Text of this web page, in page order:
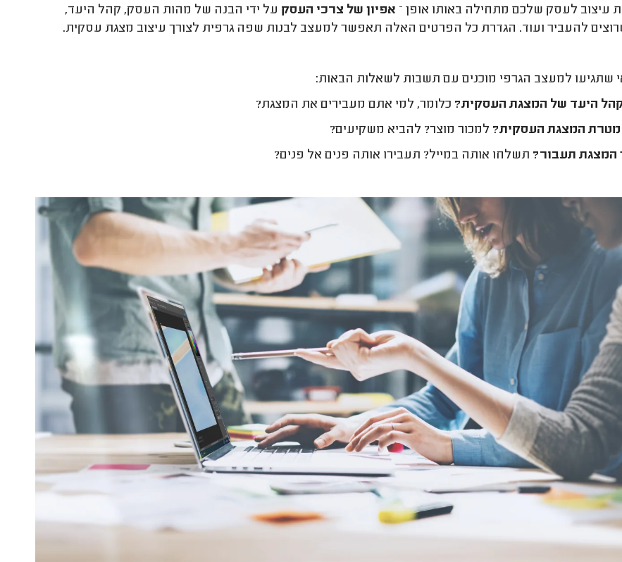
עיצוב לעסק שלכם מתחילה באותו אופן – אפיון של צרכי העסק על ידי הבנה של מהות העסק, קהל היעד,
להעביר ועוד. הגדרת כל הפרטים האלה תאפשר למעצב לבנות שפה גרפית לצורך עיצוב מצגת עסקית.
שתגיעו למעצב הגרפי מוכנים עם תשבות לשאלות הבאות:
היעד של המצגת העסקית? כלומר, למי אתם מעבירים את המצגת?
המצגת העסקית? למכור מוצר? להביא משקיעים?
המצגת תעבור? תשלחו אותה במייל? תעבירו אותה פנים אל פנים?